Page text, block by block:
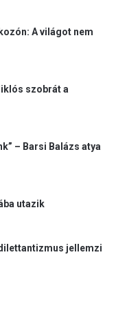
A világot nem
szobrát a
– Barsi Balázs atya
utazik
jellemzi